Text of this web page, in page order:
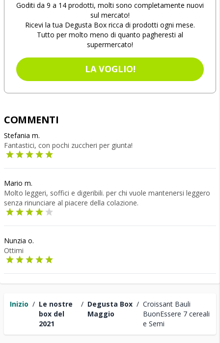
Inizio / Le nostre
box del
2021
/ Degusta Box
Maggio
/ Croissant Bauli
BuonEssere 7 cereali
e Semi
Goditi da 9 a 14 prodotti, molti sono completamente nuovi
sul mercato!
Ricevi la tua Degusta Box ricca di prodotti ogni mese.
Tutto per molto meno di quanto pagheresti al
supermercato!
LA VOGLIO!
COMMENTI
Stefania m.
Fantastici, con pochi zuccheri per giunta!
Mario m.
Molto leggeri, soffici e digeribili. per chi vuole mantenersi leggero
senza rinunciare al piacere della colazione.
Nunzia o.
Ottimi